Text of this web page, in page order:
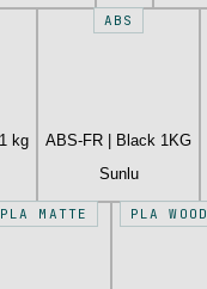
kg
ABS
ABS-FR | Black 1KG
Sunlu
PLA MATTE PLA WOOD